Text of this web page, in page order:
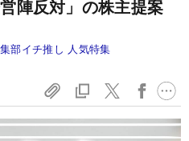
陣反対」の株主提案
部イチ推し 人気特集